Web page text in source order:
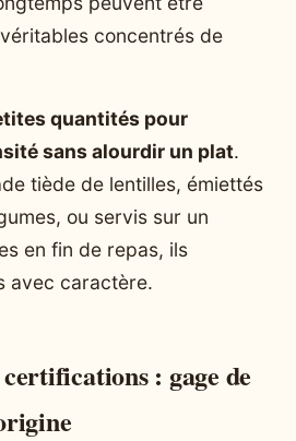
concentrés de
quantités pour
sans alourdir un plat.
tiède de lentilles, émiettés
ou servis sur un
en fin de repas, ils
avec caractère.
: gage de